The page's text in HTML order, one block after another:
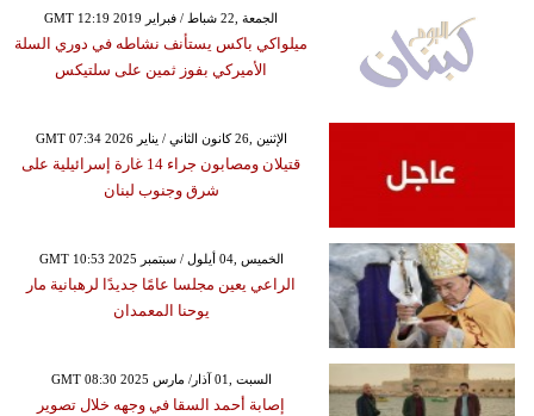
GMT 12:19 2019 الجمعة ,22 شباط / فبراير
ميلواكي باكس يستأنف نشاطه في دوري السلة
الأميركي بفوز ثمين على سلتيكس
GMT 07:34 2026 الإثنين ,26 كانون الثاني / يناير
قتيلان ومصابون جراء 14 غارة إسرائيلية على
شرق وجنوب لبنان
GMT 10:53 2025 الخميس ,04 أيلول / سبتمبر
الراعي يعين مجلسا عامًا جديدًا لرهبانية مار
يوحنا المعمدان
GMT 08:30 2025 السبت ,01 آذار/ مارس
إصابة أحمد السقا في وجهه خلال تصوير